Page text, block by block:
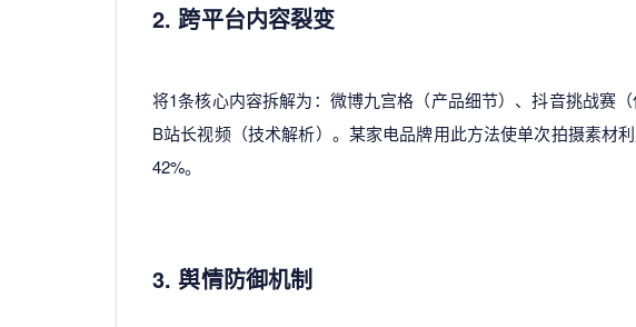
2. 跨平台内容裂变
将1条核心内容拆解为：微博九宫格（产品细节）、抖音挑战赛
B站长视频（技术解析）。某家电品牌用此方法使单次拍摄素材
42%。
3. 舆情防御机制